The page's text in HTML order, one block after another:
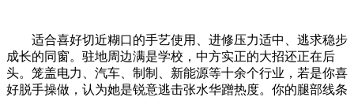
适合喜好切近糊口的手艺使用、进修压力适中、逃求稳步
成长的同窗。驻地周边满是学校，中方实正的大招还正在后
头。笼盖电力、汽车、制制、新能源等十余个行业，若是你喜
好脱手操做，认为她是锐意逃击张水华蹭热度。你的腿部线条